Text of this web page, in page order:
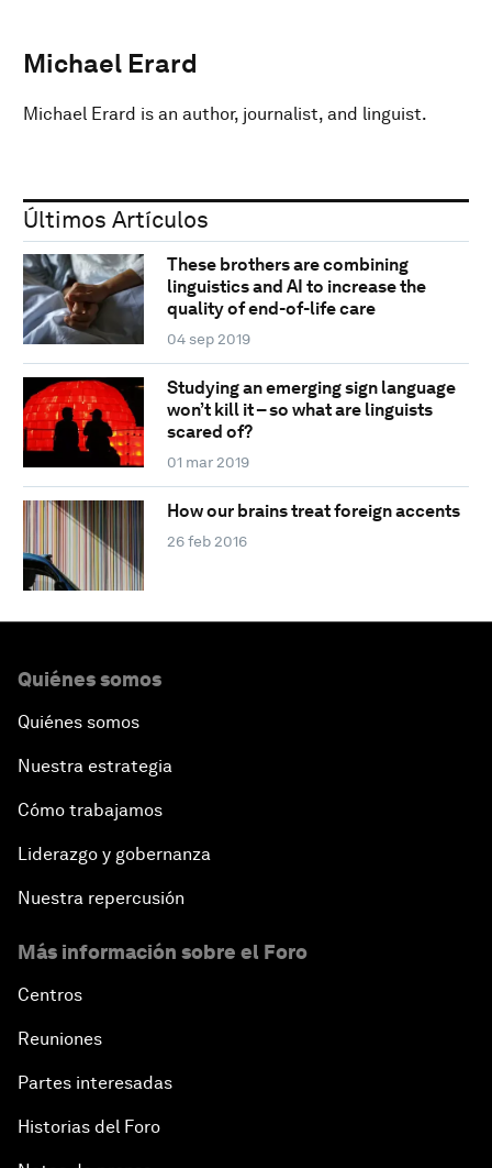
Michael Erard
Michael Erard is an author, journalist, and linguist.
Últimos Artículos
These brothers are combining
linguistics and AI to increase the
quality of end-of-life care
04 sep 2019
Studying an emerging sign language
won’t kill it – so what are linguists
scared of?
01 mar 2019
How our brains treat foreign accents
26 feb 2016
Quiénes somos
Quiénes somos
Nuestra estrategia
Cómo trabajamos
Liderazgo y gobernanza
Nuestra repercusión
Más información sobre el Foro
Centros
Reuniones
Partes interesadas
Historias del Foro